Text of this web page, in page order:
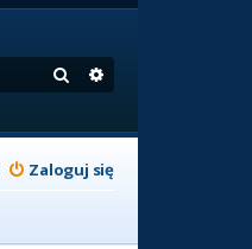
Szukaj
Zaloguj się